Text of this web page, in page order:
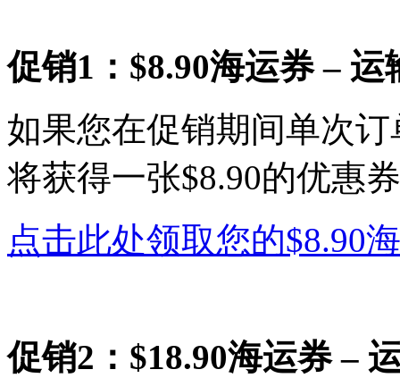
促销1：$8.90海运券 –
如果您在促销期间单次
将获得一张$8.90的优惠
点击此处领取您的$8.90
促销2：$18.90海运券 –